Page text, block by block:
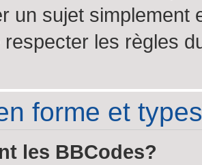
un sujet simplement
les règles
forme et
les BBCodes?